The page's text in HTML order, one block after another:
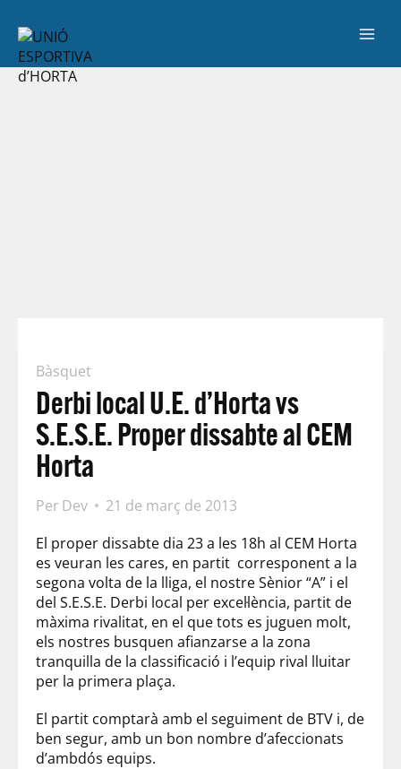
Bàsquet
Derbi local U.E. d’Horta vs
S.E.S.E. Proper dissabte al CEM
Horta
Per Dev
21 de març de 2013
El proper dissabte dia 23 a les 18h al CEM Horta
es veuran les cares, en partit corresponent a la
segona volta de la lliga, el nostre Sènior “A” i el
del S.E.S.E. Derbi local per excel·lència, partit de
màxima rivalitat, en el que tots es juguen molt,
els nostres busquen afianzarse a la zona
tranquilla de la classificació i l’equip rival lluitar
per la primera plaça.
El partit comptarà amb el seguiment de BTV i, de
ben segur, amb un bon nombre d’afeccionats
d’ambdós equips.